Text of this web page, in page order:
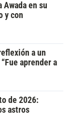
en su
y con
a un
aprender a
de 2026:
astros